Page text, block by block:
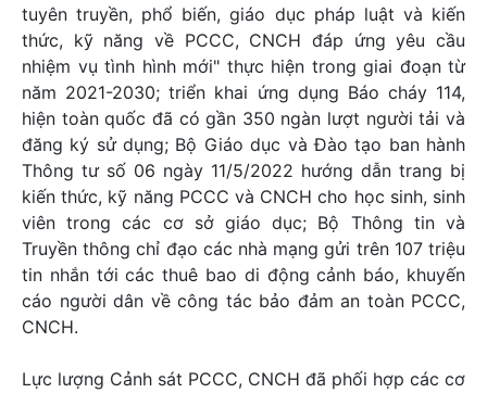
tuyên truyền, phổ biến, giáo dục pháp luật và kiến
thức, kỹ năng về PCCC, CNCH đáp ứng yêu cầu
nhiệm vụ tình hình mới" thực hiện trong giai đoạn từ
năm 2021-2030; triển khai ứng dụng Báo cháy 114,
hiện toàn quốc đã có gần 350 ngàn lượt người tải và
đăng ký sử dụng; Bộ Giáo dục và Đào tạo ban hành
Thông tư số 06 ngày 11/5/2022 hướng dẫn trang bị
kiến thức, kỹ năng PCCC và CNCH cho học sinh, sinh
viên trong các cơ sở giáo dục; Bộ Thông tin và
Truyền thông chỉ đạo các nhà mạng gửi trên 107 triệu
tin nhắn tới các thuê bao di động cảnh báo, khuyến
cáo người dân về công tác bảo đảm an toàn PCCC,
CNCH.
Lực lượng Cảnh sát PCCC, CNCH đã phối hợp các cơ